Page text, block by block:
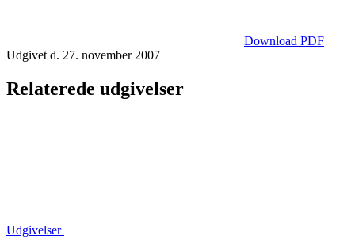
Download PDF
Udgivet d. 27. november 2007
Relaterede udgivelser
Udgivelser